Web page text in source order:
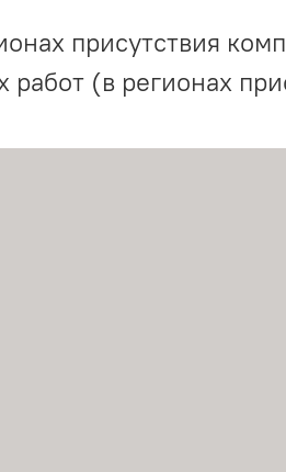
присутствия
(в регионах